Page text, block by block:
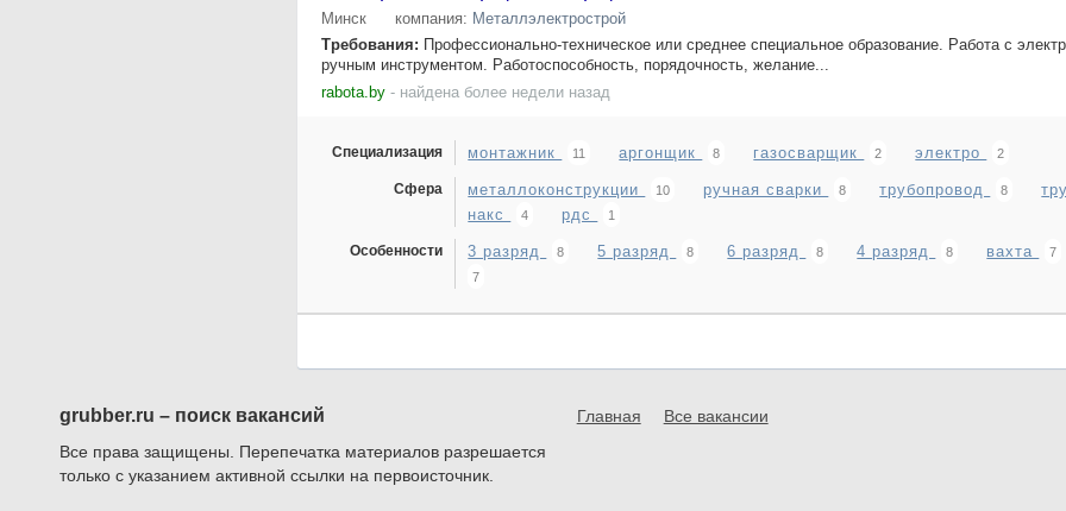
Минск компания: Металлэлектрострой
Требования: Профессионально-техническое или среднее специальное образование. Работа с
ручным инструментом. Работоспособность, порядочность, желание...
rabota.by - найдена более недели назад
Специализация монтажник 11 аргонщик 8 газосварщик 2 электро 2
Сфера металлоконструкции 10 ручная сварки 8 трубопровод 8
накс 4 рдс 1
Особенности 3 разряд 8 5 разряд 8 6 разряд 8 4 разряд 8 вахта 7
7
grubber.ru – поиск вакансий
Все права защищены. Перепечатка материалов разрешается
только с указанием активной ссылки на первоисточник.
Главная Все вакансии